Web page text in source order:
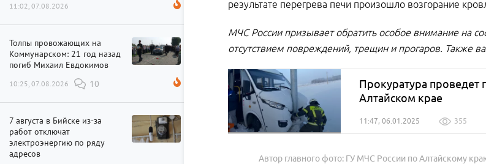
11:02, 07.08.2026
Толпы провожающих на
Коммунарском: 21 год назад
погиб Михаил Евдокимов
10:25, 07.08.2026 10
7 августа в Бийске из-за
работ отключат
электроэнергию по ряду
адресов
результате перегрева печи произошло возгорание
МЧС России призывает обратить особое внимание на
отсутствием повреждений, трещин и прогаров. Также
Прокуратура проведет
Алтайском крае
11:47, 06.01.2025 355
Автор главного фото: ГУ МЧС России по Алтайскому